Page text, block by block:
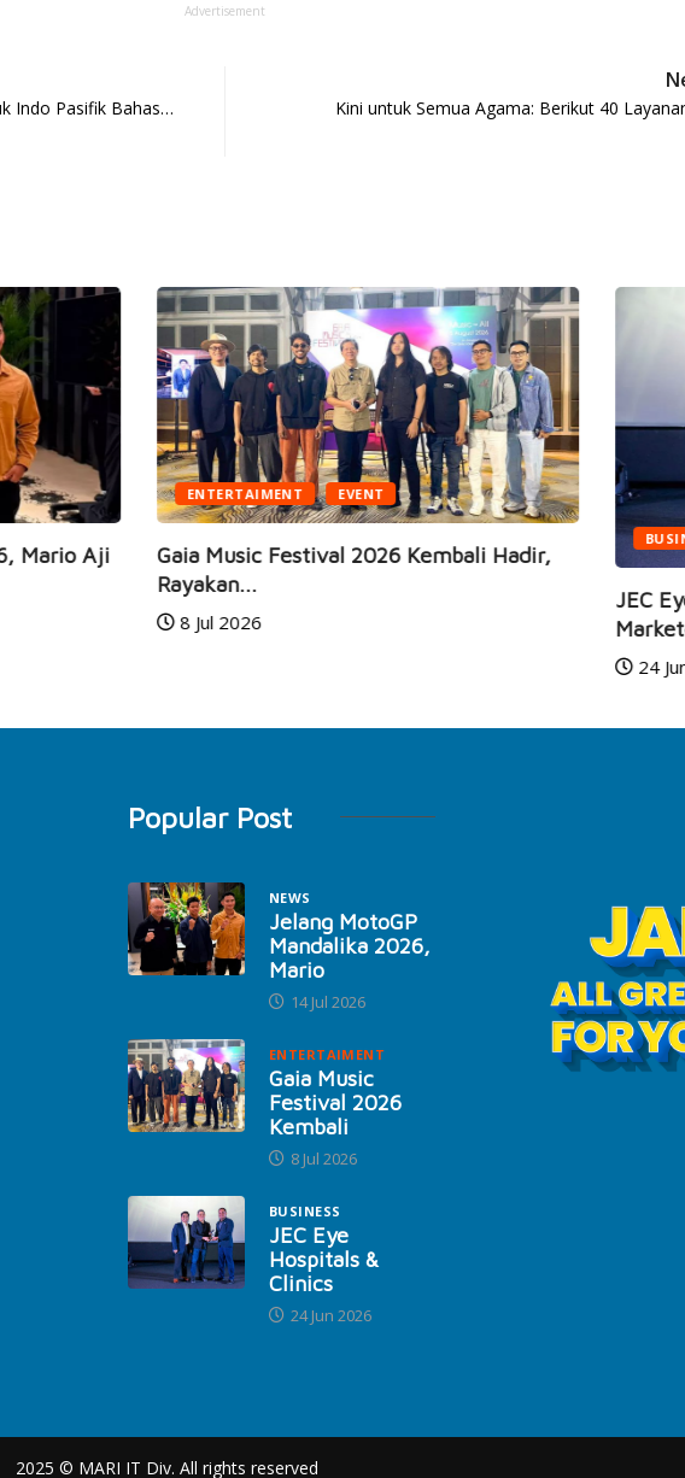
Advertisement
Indo Pasifik Bahas… Kini untuk Semua Agama: Berikut 40
ENTERTAIMENT EVENT
Gaia Music Festival 2026 Kembali Hadir,
HEALTH
JEC Eye Hospitals &
Popular Post
NEWS
Jelang MotoGP
Mandalika 2026,
Mario
14 Jul 2026
ENTERTAIMENT
Gaia Music
Festival 2026
Kembali
8 Jul 2026
BUSINESS
JEC Eye
Hospitals &
Clinics
24 Jun 2026
2025 © MARI IT Div. All rights reserved